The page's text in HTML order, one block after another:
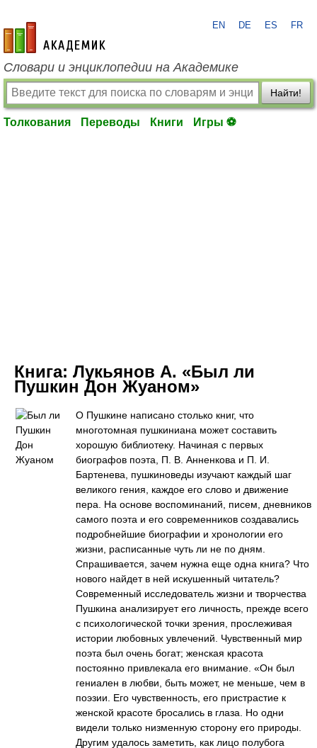
academic.ru
EN DE ES FR
Словари и энциклопедии на Академике
Найти!
Толкования Переводы Книги Игры ⚽
Книга: Лукьянов А. «Был ли
Пушкин Дон Жуаном»
О Пушкине написано столько книг, что
многотомная пушкиниана может составить
хорошую библиотеку. Начиная с первых
биографов поэта, П. В. Анненкова и П. И.
Бартенева, пушкиноведы изучают каждый шаг
великого гения, каждое его слово и движение
пера. На основе воспоминаний, писем, дневников
самого поэта и его современников создавались
подробнейшие биографии и хронологии его
жизни, расписанные чуть ли не по дням.
Спрашивается, зачем нужна еще одна книга? Что
нового найдет в ней искушенный читатель?
Современный исследователь жизни и творчества
Пушкина анализирует его личность, прежде всего
с психологической точки зрения, прослеживая
истории любовных увлечений. Чувственный мир
поэта был очень богат; женская красота
постоянно привлекала его внимание. «Он был
гениален в любви, быть может, не меньше, чем в
поэзии. Его чувственность, его пристрастие к
женской красоте бросались в глаза. Но одни
видели только низменную сторону его природы.
Другим удалось заметить, как лицо полубога